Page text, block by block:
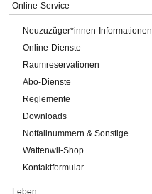
Online-Service
Neuzuzüger*innen-Informationen
Online-Dienste
Raumreservationen
Abo-Dienste
Reglemente
Downloads
Notfallnummern & Sonstige
Wattenwil-Shop
Kontaktformular
Leben